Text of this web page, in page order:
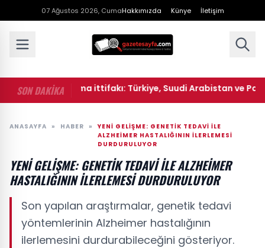
07 Ağustos 2026, CumaHakkımızda Künye İletişim
SON DAKİKA
• Üçlü savunma ittifakı: Türkiye, Suudi Arabistan ve
ANASAYFA » HABER »
YENI GELIŞME: GENETIK TEDAVI ILE
ALZHEIMER HASTALIĞININ İLERLEMESI
DURDURULUYOR
YENI GELIŞME: GENETIK TEDAVI ILE ALZHEIMER
HASTALIĞININ İLERLEMESI DURDURULUYOR
Son yapılan araştırmalar, genetik tedavi
yöntemlerinin Alzheimer hastalığının
ilerlemesini durdurabileceğini gösteriyor.